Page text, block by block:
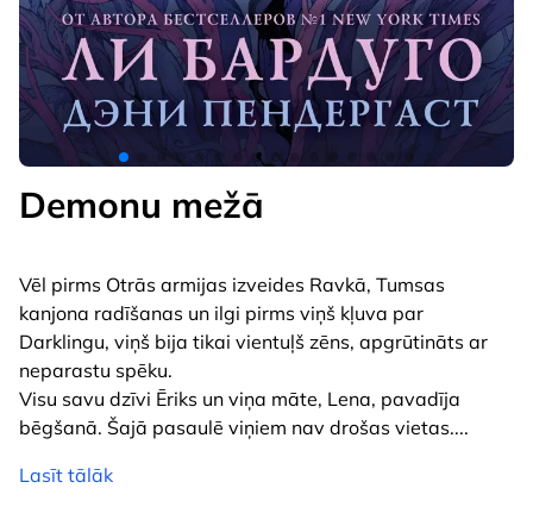
Demonu mežā
Vēl pirms Otrās armijas izveides Ravkā, Tumsas
kanjona radīšanas un ilgi pirms viņš kļuva par
Darklingu, viņš bija tikai vientuļš zēns, apgrūtināts ar
neparastu spēku.
Visu savu dzīvi Ēriks un viņa māte, Lena, pavadīja
bēgšanā. Šajā pasaulē viņiem nav drošas vietas....
Lasīt tālāk